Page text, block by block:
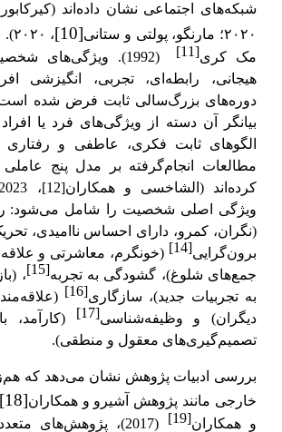
شبکه‌های اجتماعی نشان داده‌اند
۲۰۲۰؛ مارنگو، پولتی و ستانی
[10]
،
مک کری[11]
(1992). ویژگی‌های
هیجانی، رابطه‌ای، تجربی، انگیزشی
دوره‌های بزرگ‌سالی ثابت فرض شده
بیانگر آن دسته از ویژگی‌های فرد یا
الگوهای ثابت فکری، عاطفی و
مطالعات انجام‌گرفته بر مدل پنج
کرده‌اند (الشاخسی و همکاران[12]
ویژگی اصلی شخصیت را شامل می‌شود:
(نگران، کمرو، دارای احساس ناامیدی،
برون‌گرایی[14] (خونگرم، معاشرتی و
جمع‌های شلوغ)، گشودگی به تجربه[15]،
به تجربیات جدید)، سازگاری[16]
دیگران) و وظیفه‌شناسی[17] (کارآمد،
تصمیم‌گیری‌های معقول و منطقی).
بررسی ادبیات پژوهش نشان می‌دهد که
خارجی مانند پژوهش آشیرو و همکاران[18]
و همکاران[19]
(2017)، پژوهش‌های